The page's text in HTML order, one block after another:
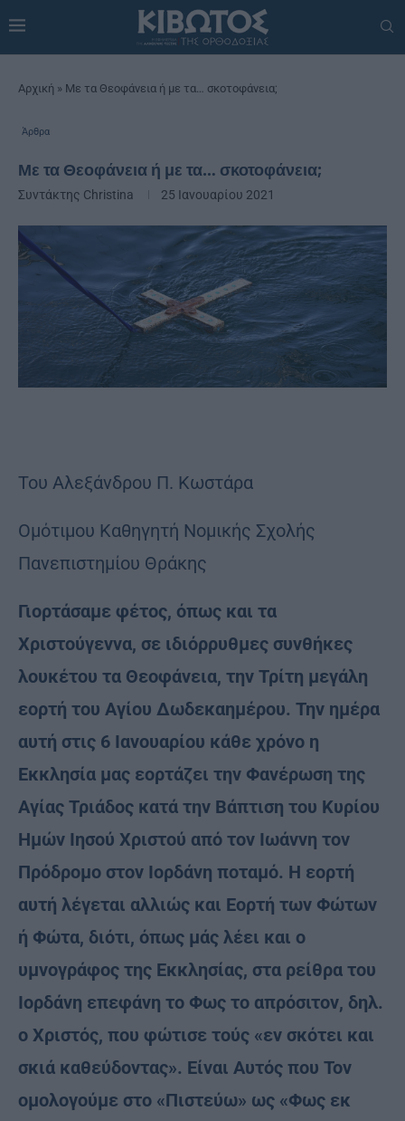
Αρχική » Με τα Θεοφάνεια ή με τα… σκοτοφάνεια;
Άρθρα
Με τα Θεοφάνεια ή με τα… σκοτοφάνεια;
Συντάκτης Christina 25 Ιανουαρίου 2021
Του Αλεξάνδρου Π. Κωστάρα
Ομότιμου Καθηγητή Νομικής Σχολής
Πανεπιστημίου Θράκης
Γιορτάσαμε φέτος, όπως και τα
Χριστούγεννα, σε ιδιόρρυθμες συνθήκες
λουκέτου τα Θεοφάνεια, την Τρίτη μεγάλη
εορτή του Αγίου Δωδεκαημέρου. Την ημέρα
αυτή στις 6 Ιανουαρίου κάθε χρόνο η
Εκκλησία μας εορτάζει την Φανέρωση της
Αγίας Τριάδος κατά την Βάπτιση του Κυρίου
Ημών Ιησού Χριστού από τον Ιωάννη τον
Πρόδρομο στον Ιορδάνη ποταμό. Η εορτή
αυτή λέγεται αλλιώς και Εορτή των Φώτων
ή Φώτα, διότι, όπως μάς λέει και ο
υμνογράφος της Εκκλησίας, στα ρείθρα του
Ιορδάνη επεφάνη το Φως το απρόσιτον, δηλ.
ο Χριστός, που φώτισε τούς «εν σκότει και
σκιά καθεύδοντας». Είναι Αυτός που Τον
ομολογούμε στο «Πιστεύω» ως «Φως εκ